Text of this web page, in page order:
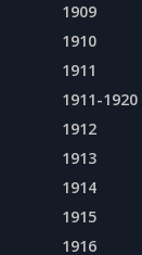
1909
1910
1911
1911-1920
1912
1913
1914
1915
1916